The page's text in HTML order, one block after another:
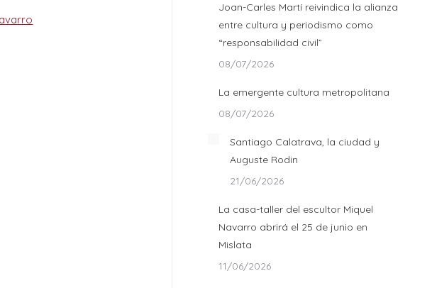
Joan-Carles Martí reivindica la alianza
entre cultura y periodismo como
“responsabilidad civil”
08/07/2026
La emergente cultura metropolitana
08/07/2026
Santiago Calatrava, la ciudad y
Auguste Rodin
21/06/2026
La casa-taller del escultor Miquel
Navarro abrirá el 25 de junio en
Mislata
11/06/2026